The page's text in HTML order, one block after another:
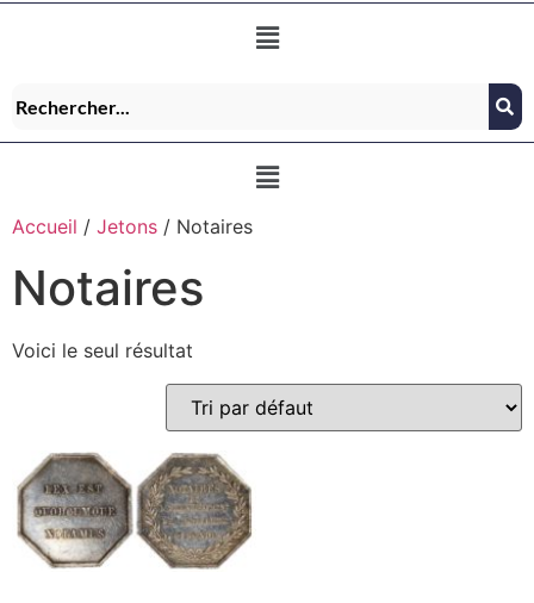
Accueil / Jetons / Notaires
Notaires
Voici le seul résultat